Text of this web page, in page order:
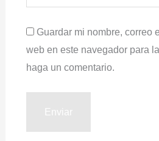
Guardar mi nombre, correo
web en este navegador para
haga un comentario.